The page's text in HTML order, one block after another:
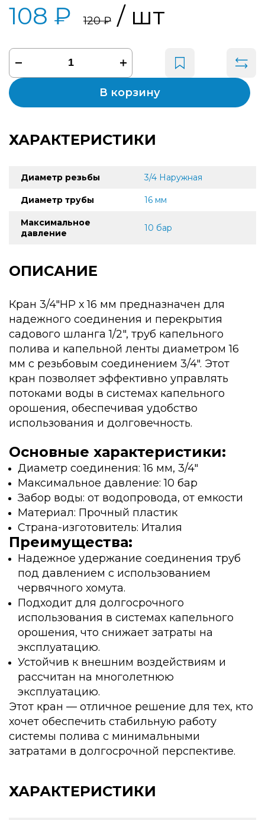
108 ₽ 120 ₽ / шт
В корзину
ХАРАКТЕРИСТИКИ
Диаметр резьбы 3/4 Наружная
Диаметр трубы 16 мм
Максимальное
давление
10 бар
ОПИСАНИЕ
Кран 3/4"НР х 16 мм предназначен для
надежного соединения и перекрытия
садового шланга 1/2", труб капельного
полива и капельной ленты диаметром 16
мм с резьбовым соединением 3/4". Этот
кран позволяет эффективно управлять
потоками воды в системах капельного
орошения, обеспечивая удобство
использования и долговечность.
Основные характеристики:
Диаметр соединения: 16 мм, 3/4"
Максимальное давление: 10 бар
Забор воды: от водопровода, от емкости
Материал: Прочный пластик
Страна-изготовитель: Италия
Преимущества:
Надежное удержание соединения труб
под давлением с использованием
червячного хомута.
Подходит для долгосрочного
использования в системах капельного
орошения, что снижает затраты на
эксплуатацию.
Устойчив к внешним воздействиям и
рассчитан на многолетнюю
эксплуатацию.
Этот кран — отличное решение для тех, кто
хочет обеспечить стабильную работу
системы полива с минимальными
затратами в долгосрочной перспективе.
ХАРАКТЕРИСТИКИ